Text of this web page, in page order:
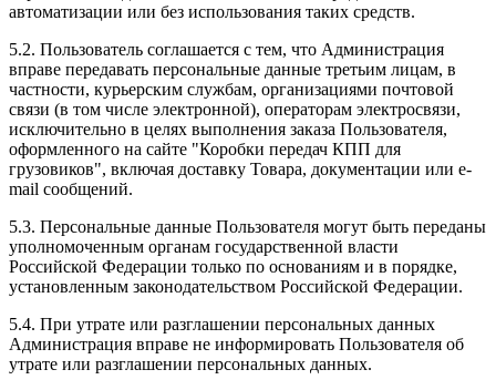
автоматизации или без использования таких средств.
5.2. Пользователь соглашается с тем, что Администрация
вправе передавать персональные данные третьим лицам, в
частности, курьерским службам, организациями почтовой
связи (в том числе электронной), операторам электросвязи,
исключительно в целях выполнения заказа Пользователя,
оформленного на сайте "Коробки передач КПП для
грузовиков", включая доставку Товара, документации или e-
mail сообщений.
5.3. Персональные данные Пользователя могут быть переданы
уполномоченным органам государственной власти
Российской Федерации только по основаниям и в порядке,
установленным законодательством Российской Федерации.
5.4. При утрате или разглашении персональных данных
Администрация вправе не информировать Пользователя об
утрате или разглашении персональных данных.